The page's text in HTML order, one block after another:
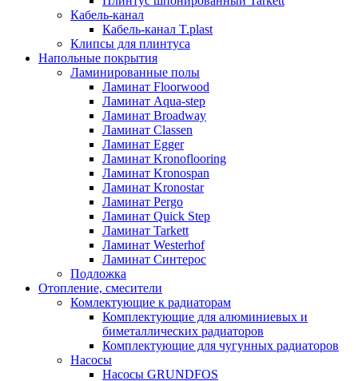
Кабель-канал
Кабель-канал T.plast
Клипсы для плинтуса
Напольные покрытия
Ламинированные полы
Ламинат Floorwood
Ламинат Aqua-step
Ламинат Broadway
Ламинат Classen
Ламинат Egger
Ламинат Kronoflooring
Ламинат Kronospan
Ламинат Kronostar
Ламинат Pergo
Ламинат Quick Step
Ламинат Tarkett
Ламинат Westerhof
Ламинат Синтерос
Подложка
Отопление, смесители
Комлектующие к радиаторам
Комплектующие для алюминиевых и
биметаллических радиаторов
Комплектующие для чугунных радиаторов
Насосы
Насосы GRUNDFOS